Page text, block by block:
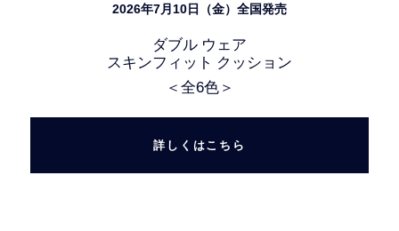
2026年7月10日（金）全国発売
ダブル ウェア
スキンフィット クッション
＜全6色＞
詳しくはこちら